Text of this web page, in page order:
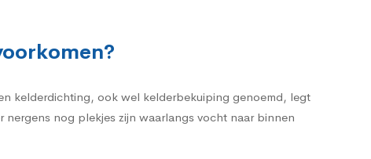
kelderdichting, ook wel kelderbekuiping genoemd, legt
nog plekjes zijn waarlangs vocht naar binnen